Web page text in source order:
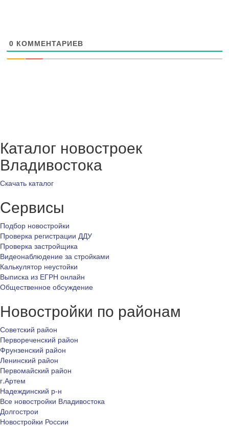
0 КОММЕНТАРИЕВ
Каталог новостроек
Владивостока
Скачать каталог
Сервисы
Подбор новостройки
Проверка регистрации ДДУ
Проверка застройщика
Видеонаблюдение за стройками
Калькулятор неустойки
Выписка из ЕГРН онлайн
Общественное обсуждение
Новостройки по районам
Советский район
Первореченский район
Фрунзенский район
Ленинский район
Первомайский район
г.Артем
Надеждинский р-н
Все новостройки Владивостока
Долгострои
Новостройки России